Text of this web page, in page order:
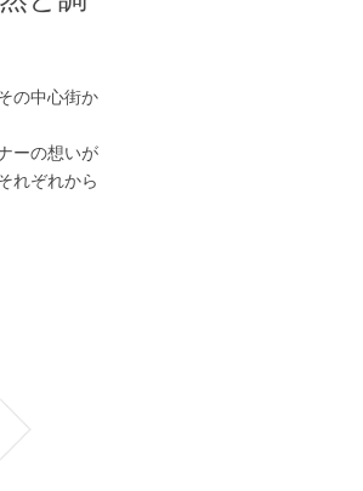
の中心街か
ーの想いが
れぞれから